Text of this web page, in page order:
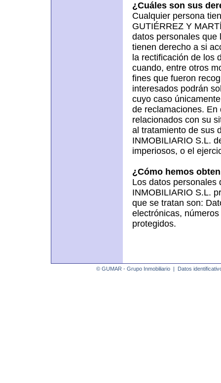
¿Cuáles son sus
Cualquier persona
GUTIÉRREZ Y
datos personales que
tienen derecho a si
la rectificación de los
cuando, entre otros
fines que fueron
interesados podrán
cuyo caso
de reclamaciones.
relacionados con su
al tratamiento de sus
INMOBILIARIO S.L.
imperiosos, o el
¿Cómo hemos
Los datos personales
INMOBILIARIO S.L.
que se tratan son:
electrónicas,
protegidos.
© GUMAR - Grupo Inmobiliario | Datos